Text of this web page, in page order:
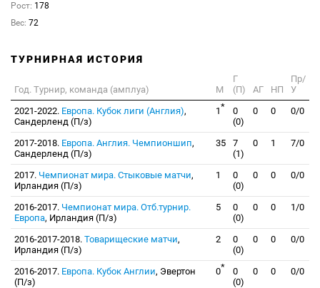
Рост: 178
Вес: 72
ТУРНИРНАЯ ИСТОРИЯ
Год. Турнир, команда (амплуа) М
Г
(П)
АГ НП
Пр/
У
2021-2022. Европа. Кубок лиги (Англия),
Сандерленд (П/з)
1*
0
(0)
0 0 0/0
2017-2018. Европа. Англия. Чемпионшип,
Сандерленд (П/з)
35
7
(1)
0 1 7/0
2017. Чемпионат мира. Стыковые матчи,
Ирландия (П/з)
1
0
(0)
0 0 0/0
2016-2017. Чемпионат мира. Отб.турнир.
Европа, Ирландия (П/з)
5
0
(0)
0 0 1/0
2016-2017-2018. Товарищеские матчи,
Ирландия (П/з)
2
0
(0)
0 0 0/0
2016-2017. Европа. Кубок Англии, Эвертон
(П/з)
0*
0
(0)
0 0 0/0